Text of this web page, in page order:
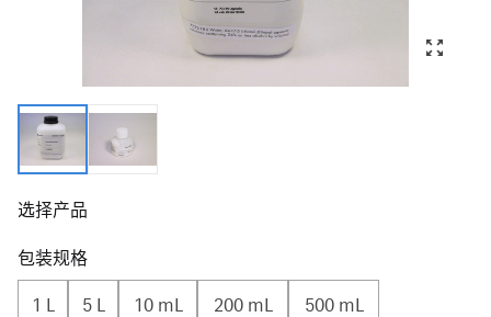
选择产品
包装规格
1 L 5 L 10 mL 200 mL 500 mL